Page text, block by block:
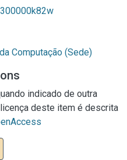
Computação (Sede)
indicado de outra
deste item é descrita